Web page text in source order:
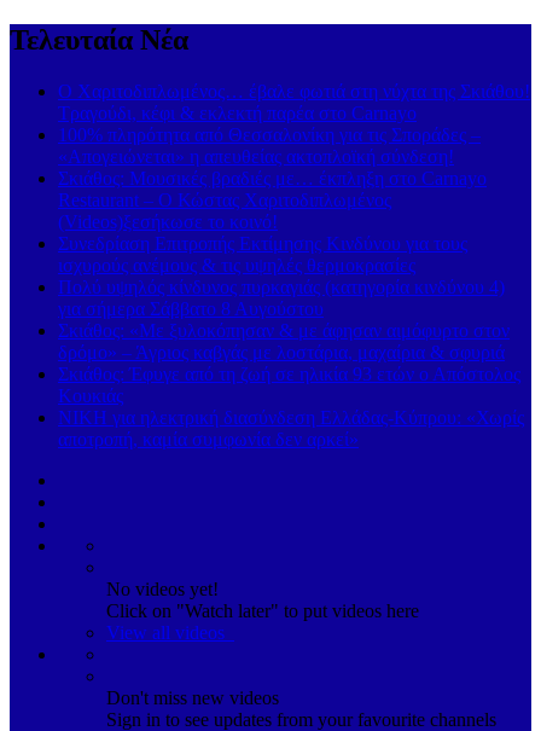
Τελευταία Νέα
Ο Χαριτοδιπλωμένος… έβαλε φωτιά στη νύχτα της Σκιάθου!
Τραγούδι, κέφι & εκλεκτή παρέα στο Carnayo
100% πληρότητα από Θεσσαλονίκη για τις Σποράδες –
«Απογειώνεται» η απευθείας ακτοπλοϊκή σύνδεση!
Σκιάθος: Μουσικές βραδιές με… έκπληξη στο Carnayo
Restaurant – Ο Κώστας Χαριτοδιπλωμένος
(Videos)ξεσήκωσε το κοινό!
Συνεδρίαση Επιτροπής Εκτίμησης Κινδύνου για τους
ισχυρούς ανέμους & τις υψηλές θερμοκρασίες
Πολύ υψηλός κίνδυνος πυρκαγιάς (κατηγορία κινδύνου 4)
για σήμερα Σάββατο 8 Αυγούστου
Σκιάθος: «Με ξυλοκόπησαν & με άφησαν αιμόφυρτο στον
δρόμο» – Άγριος καβγάς με λοστάρια, μαχαίρια & σφυριά
Σκιάθος: Έφυγε από τη ζωή σε ηλικία 93 ετών ο Απόστολος
Κουκιάς
ΝΙΚΗ για ηλεκτρική διασύνδεση Ελλάδας-Κύπρου: «Χωρίς
αποτροπή, καμία συμφωνία δεν αρκεί»
No videos yet!
Click on "Watch later" to put videos here
View all videos
Don't miss new videos
Sign in to see updates from your favourite channels